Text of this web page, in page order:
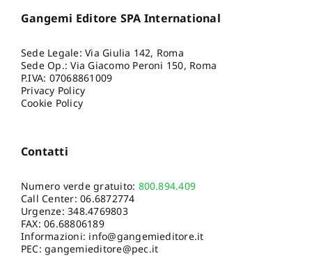
Gangemi Editore SPA International
Sede Legale: Via Giulia 142, Roma
Sede Op.: Via Giacomo Peroni 150, Roma
P.IVA: 07068861009
Privacy Policy
Cookie Policy
Contatti
Numero verde gratuito: 800.894.409
Call Center:06.6872774
Urgenze:348.4769803
FAX: 06.68806189
Informazioni: info@gangemieditore.it
PEC: gangemieditore@pec.it